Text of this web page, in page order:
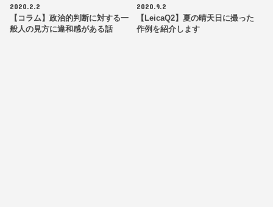
2020.2.2
【コラム】政治的判断に対する一
般人の見方に違和感がある話
2020.9.2
【LeicaQ2】夏の晴天日に撮った
作例を紹介します